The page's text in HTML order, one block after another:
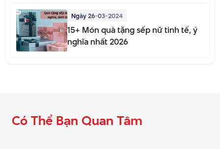
Ngày 26-03-2024
15+ Món quà tặng sếp nữ tinh tế, ý
nghĩa nhất 2026
Có Thể Bạn Quan Tâm